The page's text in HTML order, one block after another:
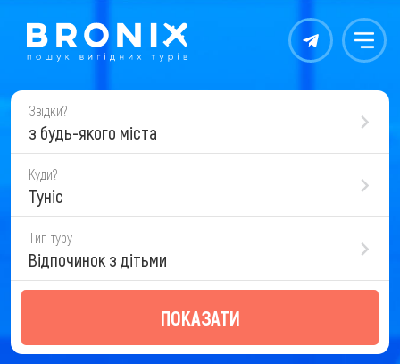
Контакты Меню
Звідки?
з будь-якого міста
Куди?
Туніс
Тип туру
Відпочинок з дітьми
ПОКАЗАТИ